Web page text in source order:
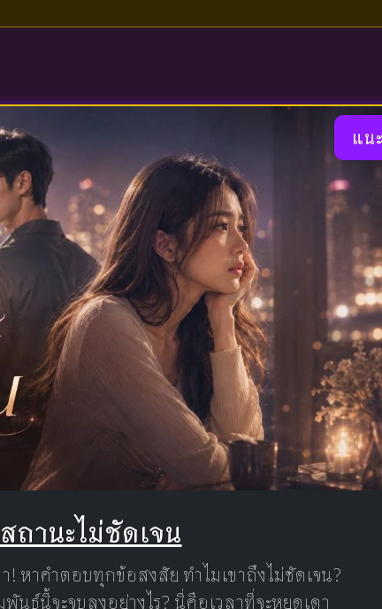
แน
ถานะไม่ชัดเจน
หาคำตอบทุกข้อสงสัย ทำไมเขาถึงไม่ชัดเจน?
นธ์นี้จะจบลงอย่างไร? นี่คือเวลาที่จะหยุดเดา